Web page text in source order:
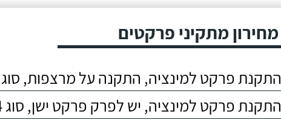
מחירון מתקיני פרקטים
התקנת פרקט למינציה, התקנה על מרצפות, סוג AC4
התקנת פרקט למינציה, יש לפרק פרקט ישן, סוג AC4